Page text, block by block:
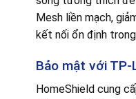
Mesh liền mạch,
kết nối ổn định
Bảo mật với TP-
HomeShield cung